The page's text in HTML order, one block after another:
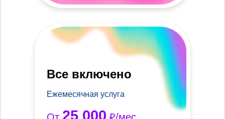
Все включено
Ежемесячная услуга
25 000